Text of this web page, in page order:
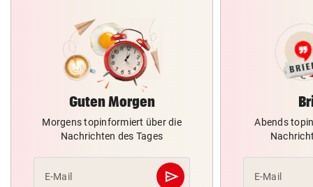
Guten Morgen
Morgens topinformiert über die
Nachrichten des Tages
E-Mail send
Abschicken
Abends
E-Mail